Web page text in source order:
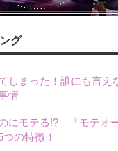
グ
しまった！誰にも言え
情
にモテる!? 「モテオ
の特徴！